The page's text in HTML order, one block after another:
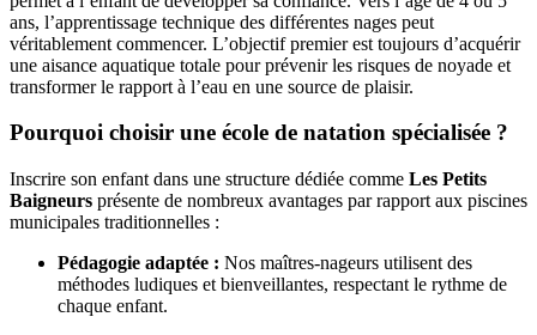
ans, l’apprentissage technique des différentes nages peut
véritablement commencer. L’objectif premier est toujours d’acquérir
une aisance aquatique totale pour prévenir les risques de noyade et
transformer le rapport à l’eau en une source de plaisir.
Pourquoi choisir une école de natation spécialisée ?
Inscrire son enfant dans une structure dédiée comme Les Petits
Baigneurs présente de nombreux avantages par rapport aux piscines
municipales traditionnelles :
Pédagogie adaptée : Nos maîtres-nageurs utilisent des
méthodes ludiques et bienveillantes, respectant le rythme de
chaque enfant.